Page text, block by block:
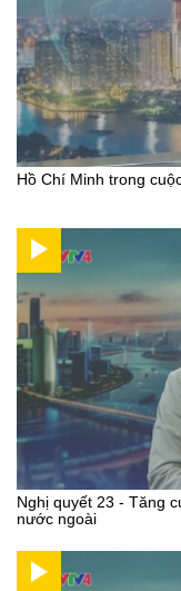
Hồ Chí Minh trong
Nghị quyết 23 - Tăng
nước ngoài